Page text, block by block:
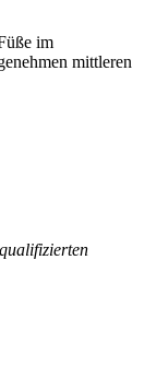
im
mittleren